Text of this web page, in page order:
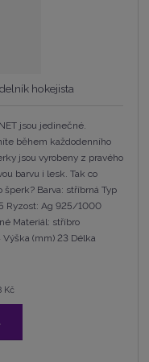
hokejista
jsou jedinečné.
během každodenního
jsou vyrobeny z pravého
barvu i lesk. Tak co
Barva: stříbrná Typ
Ryzost: Ag 925/1000
Materiál: stříbro
(mm) 23 Délka
Kč